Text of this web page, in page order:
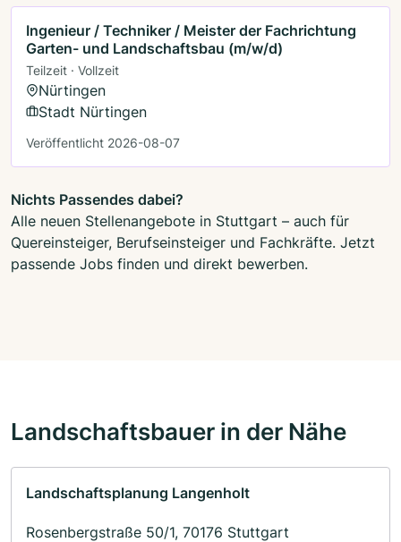
Ingenieur / Techniker / Meister der Fachrichtung
Garten- und Landschaftsbau (m/w/d)
Teilzeit · Vollzeit
Nürtingen
Stadt Nürtingen
Veröffentlicht 2026-08-07
Nichts Passendes dabei?
Alle neuen Stellenangebote in Stuttgart – auch für
Quereinsteiger, Berufseinsteiger und Fachkräfte. Jetzt
passende Jobs finden und direkt bewerben.
Landschaftsbauer in der Nähe
Landschaftsplanung Langenholt
Rosenbergstraße 50/1, 70176 Stuttgart